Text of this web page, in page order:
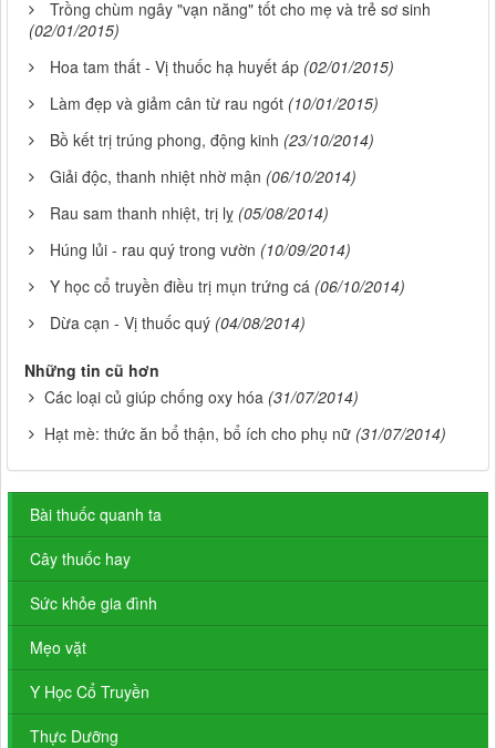
Trồng chùm ngây "vạn năng" tốt cho mẹ và trẻ sơ sinh
(02/01/2015)
Hoa tam thất - Vị thuốc hạ huyết áp (02/01/2015)
Làm đẹp và giảm cân từ rau ngót (10/01/2015)
Bồ kết trị trúng phong, động kinh (23/10/2014)
Giải độc, thanh nhiệt nhờ mận (06/10/2014)
Rau sam thanh nhiệt, trị lỵ (05/08/2014)
Húng lủi - rau quý trong vườn (10/09/2014)
Y học cổ truyền điều trị mụn trứng cá (06/10/2014)
Dừa cạn - Vị thuốc quý (04/08/2014)
Những tin cũ hơn
Các loại củ giúp chống oxy hóa (31/07/2014)
Hạt mè: thức ăn bổ thận, bổ ích cho phụ nữ (31/07/2014)
Bài thuốc quanh ta
Cây thuốc hay
Sức khỏe gia đình
Mẹo vặt
Y Học Cổ Truyền
Thực Dưỡng